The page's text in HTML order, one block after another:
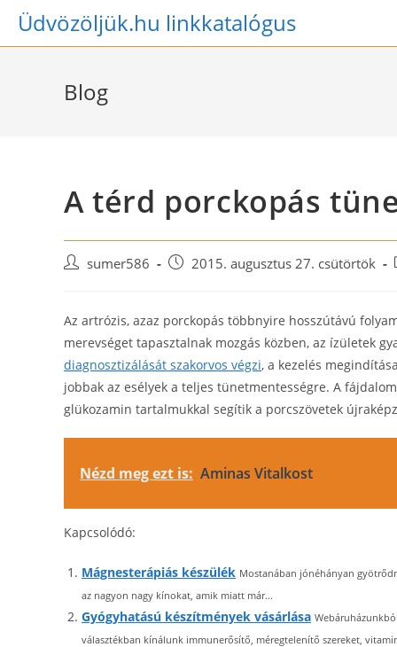
SkipÜdvözöljük.hu linkkatalógus
Blog
A térd porckopás
Post sumer586
Post 2015. augusztus 27. csütörtök
Az artrózis, azaz porckopás többnyire hosszútávú
merevséget tapasztalnak mozgás közben, az ízületek
diagnosztizálását szakorvos végzi, a kezelés
jobbak az esélyek a teljes tünetmentességre. A
glükozamin tartalmukkal segítik a porcszövetek
Nézd meg ezt is: Aminas Vitalkost
Kapcsolódó:
Mágnesterápiás készülék Mostanában jónéhányan
az nagyon nagy kínokat, amik miatt már...
Gyógyhatású készítmények vásárlása
választékban kínálunk immunerősítő, méregtelenítő szereket,